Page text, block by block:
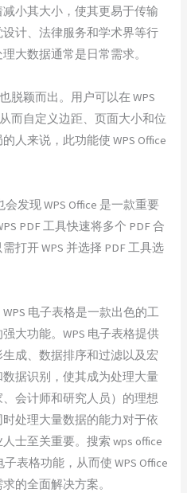
小其大小，使其更易于传输
计、法律服务和学术界等行
大数据通常是日常需求。
脱颖而出。用户可以在 WPS
而自定义边距、页面大小和位
人来说，此功能使 WPS Office
发现 WPS Office 是一款重要
PDF 工具快速将多个 PDF 合
打开 WPS 并选择 PDF 工具选
电子表格是一款出色的工
大功能。WPS 电子表格提供
成、数据排序和过滤以及宏
据识别，使其成为处理大量
会计师和研究人员）的理想
处理大量数据的能力对于依
士至关重要。搜索 wps office
表格功能，从而使 WPS Office
的全面解决方案。